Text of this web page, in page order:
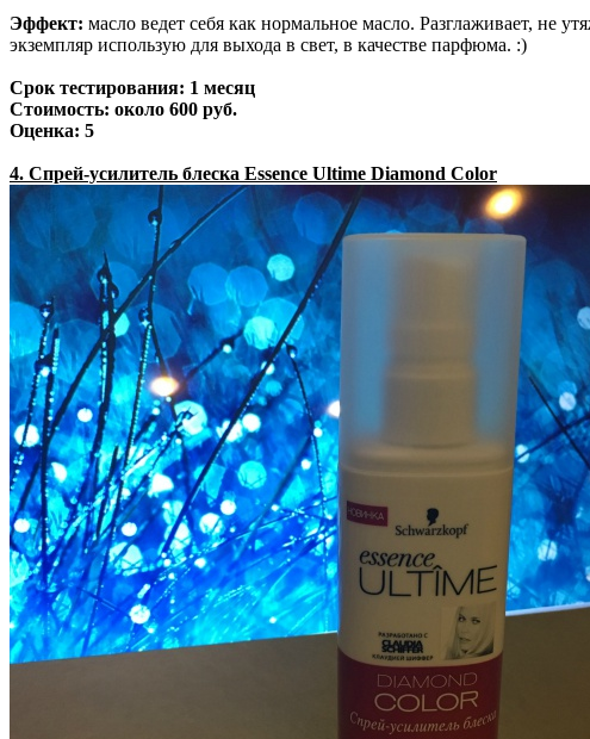
Эффект: масло ведет себя как нормальное масло. Разглаживает, не
экземпляр использую для выхода в свет, в качестве парфюма. :)
Срок тестирования: 1 месяц
Стоимость: около 600 руб.
Оценка: 5
4. Спрей-усилитель блеска Essence Ultime Diamond Color